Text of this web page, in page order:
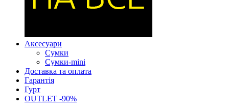
Аксесуари
Сумки
Сумки-mini
Доставка та оплата
Гарантія
Гурт
OUTLET -90%